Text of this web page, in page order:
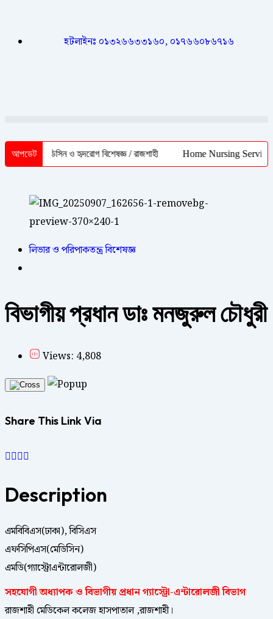
হটলাইনঃ ০১৩২৬৬৩৩১৬০, ০১৭৬৬০৮৬৭১৬
আপডেট
/ মেডিসিন ও হৃদরোগ বিশেষজ্ঞ / রাজশাহী Home Nursing Service
লিভার ও পরিপাকতন্ত্র বিশেষজ্ঞ
বিভাগীয় প্রধান ডাঃ মনজুরুল চৌধুরী
Views: 4,808
Share This Link Via
Description
এমবিবিএস(ঢাকা), বিসিএস
এফসিপিএস(মেডিসিন)
এমডি(গ্যাস্ট্রোএন্টারোলজী)
সহযোগী অধ্যাপক ও বিভাগীয় প্রধান গ্যাস্ট্রো-এন্টারোলজী বিভাগ
রাজশাহী মেডিকেল কলেজ হাসপাতাল ,রাজশাহী।